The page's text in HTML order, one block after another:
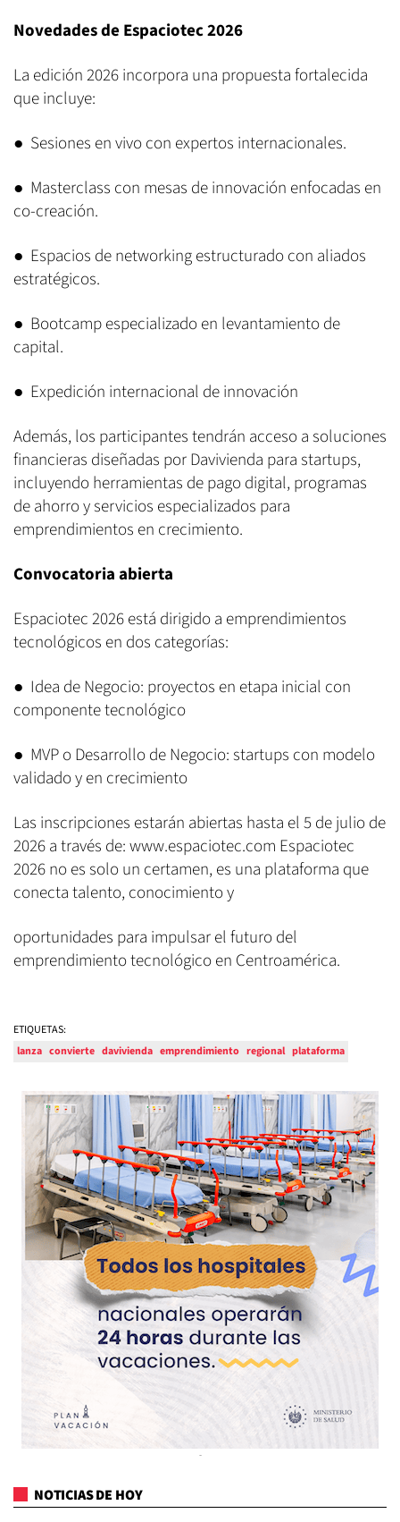
Novedades de Espaciotec 2026
La edición 2026 incorpora una propuesta fortalecida
que incluye:
● Sesiones en vivo con expertos internacionales.
● Masterclass con mesas de innovación enfocadas en
co-creación.
● Espacios de networking estructurado con aliados
estratégicos.
● Bootcamp especializado en levantamiento de
capital.
● Expedición internacional de innovación
Además, los participantes tendrán acceso a soluciones
financieras diseñadas por Davivienda para startups,
incluyendo herramientas de pago digital, programas
de ahorro y servicios especializados para
emprendimientos en crecimiento.
Convocatoria abierta
Espaciotec 2026 está dirigido a emprendimientos
tecnológicos en dos categorías:
● Idea de Negocio: proyectos en etapa inicial con
componente tecnológico
● MVP o Desarrollo de Negocio: startups con modelo
validado y en crecimiento
Las inscripciones estarán abiertas hasta el 5 de julio de
2026 a través de: www.espaciotec.com Espaciotec
2026 no es solo un certamen, es una plataforma que
conecta talento, conocimiento y
oportunidades para impulsar el futuro del
emprendimiento tecnológico en Centroamérica.
ETIQUETAS:
lanza convierte davivienda emprendimiento regional plataforma
NOTICIAS DE HOY